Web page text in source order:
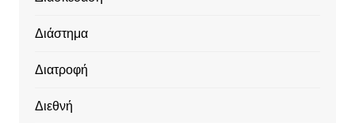
Διάστημα
Διατροφή
Διεθνή